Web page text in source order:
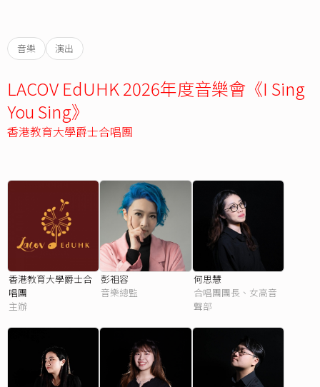
音樂 演出
LACOV EdUHK 2026年度音樂會《I Sing
You Sing》
香港教育大學爵士合唱團
香港教育大學爵士合
唱團
主辦
彭祖容
音樂總監
何思慧
合唱團團長、女高音
聲部